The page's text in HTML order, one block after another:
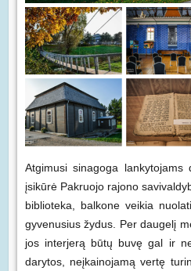
Atgimusi sinagoga
įsikūrė Pakruojo rajono
biblioteka, balkone veikia
gyvenusius žydus. Per daugelį
jos interjerą būtų buvę gal ir
darytos, neįkainojamą vertę